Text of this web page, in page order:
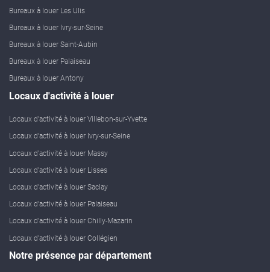
Bureaux à louer Les Ulis
Bureaux à louer Ivry-sur-Seine
Bureaux à louer Saint-Aubin
Bureaux à louer Palaiseau
Bureaux à louer Antony
Locaux d'activité à louer
Locaux d'activité à louer Villebon-sur-Yvette
Locaux d'activité à louer Ivry-sur-Seine
Locaux d'activité à louer Massy
Locaux d'activité à louer Lisses
Locaux d'activité à louer Saclay
Locaux d'activité à louer Palaiseau
Locaux d'activité à louer Chilly-Mazarin
Locaux d'activité à louer Collégien
Notre présence par département